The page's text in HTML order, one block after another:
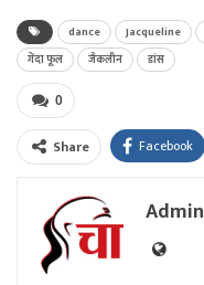
dance Jacqueline
गेंदा फूल
जैकलीन डांस
0
Share Facebook
Admin